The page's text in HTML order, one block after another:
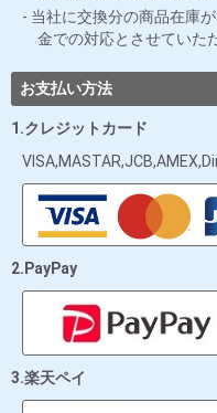
当社に交換分の商品在庫
金での対応とさせていた
お支払い方法
1.クレジットカード
2.PayPay
3.楽天ペイ